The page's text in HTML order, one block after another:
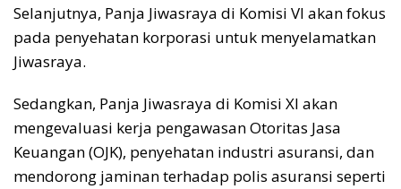
Selanjutnya, Panja Jiwasraya di Komisi VI akan fokus
pada penyehatan korporasi untuk menyelamatkan
Jiwasraya.
Sedangkan, Panja Jiwasraya di Komisi XI akan
mengevaluasi kerja pengawasan Otoritas Jasa
Keuangan (OJK), penyehatan industri asuransi, dan
mendorong jaminan terhadap polis asuransi seperti